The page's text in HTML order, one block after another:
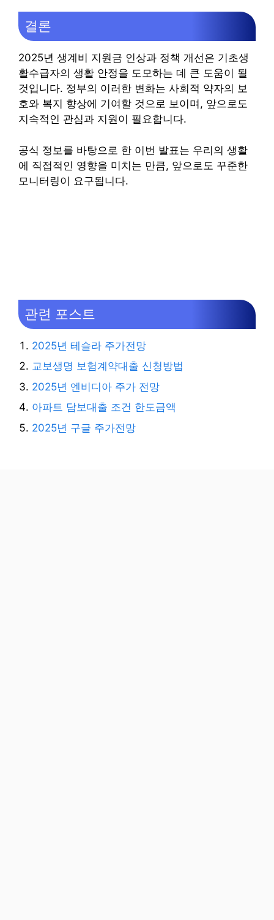
결론
2025년 생계비 지원금 인상과 정책 개선은 기초생
활수급자의 생활 안정을 도모하는 데 큰 도움이 될
것입니다. 정부의 이러한 변화는 사회적 약자의 보
호와 복지 향상에 기여할 것으로 보이며, 앞으로도
지속적인 관심과 지원이 필요합니다.
공식 정보를 바탕으로 한 이번 발표는 우리의 생활
에 직접적인 영향을 미치는 만큼, 앞으로도 꾸준한
모니터링이 요구됩니다.
관련 포스트
2025년 테슬라 주가전망
교보생명 보험계약대출 신청방법
2025년 엔비디아 주가 전망
아파트 담보대출 조건 한도금액
2025년 구글 주가전망